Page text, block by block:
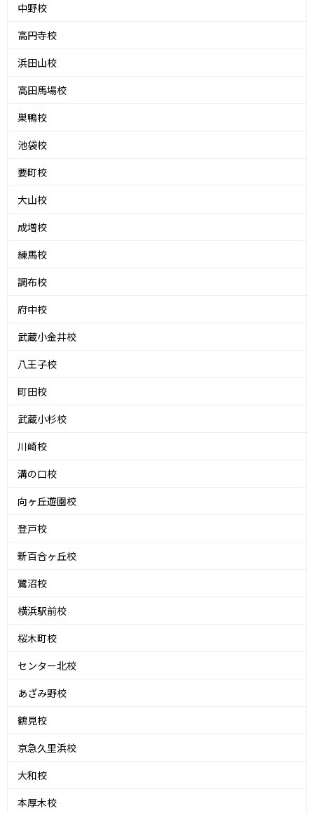
中野校
高円寺校
浜田山校
高田馬場校
巣鴨校
池袋校
要町校
大山校
成増校
練馬校
調布校
府中校
武蔵小金井校
八王子校
町田校
武蔵小杉校
川崎校
溝の口校
向ヶ丘遊園校
登戸校
新百合ヶ丘校
鷺沼校
横浜駅前校
桜木町校
センター北校
あざみ野校
鶴見校
京急久里浜校
大和校
本厚木校